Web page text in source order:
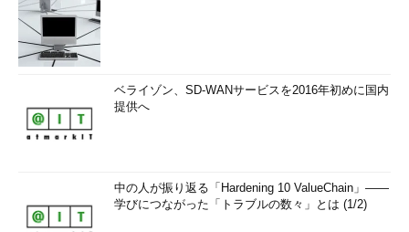
ベライゾン、SD-WANサービスを2016年初めに国内
提供へ
中の人が振り返る「Hardening 10 ValueChain」――
学びにつながった「トラブルの数々」とは (1/2)